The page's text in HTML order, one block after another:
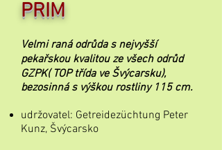
PRIM
Velmi raná odrůda s nejvyšší
pekařskou kvalitou ze všech odrůd
GZPK( TOP třída ve Švýcarsku),
bezosinná s výškou rostliny 115 cm.
udržovatel: Getreidezüchtung Peter
Kunz, Švýcarsko